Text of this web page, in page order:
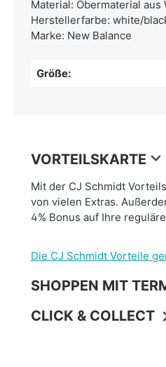
Material: Obermaterial aus
Herstellerfarbe: white/
Marke: New Balance
Größe:
VORTEILSKARTE
Mit der CJ Schmidt
von vielen Extras.
4% Bonus auf Ihre
Die CJ Schmidt Vorteile
SHOPPEN MIT
CLICK & COLLECT